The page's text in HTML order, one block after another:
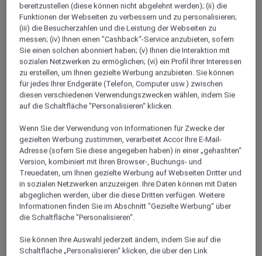
Bellerive Sur Allier
Yzeure
bereitzustellen (diese können nicht abgelehnt werden); (ii) die
Funktionen der Webseiten zu verbessern und zu personalisieren;
(iii) die Besucherzahlen und die Leistung der Webseiten zu
messen; (iv) Ihnen einen "Cashback“-Service anzubieten, sofern
Sie einen solchen abonniert haben; (v) Ihnen die Interaktion mit
sozialen Netzwerken zu ermöglichen; (vi) ein Profil Ihrer Interessen
zu erstellen, um Ihnen gezielte Werbung anzubieten. Sie können
für jedes Ihrer Endgeräte (Telefon, Computer usw.) zwischen
diesen verschiedenen Verwendungszwecken wählen, indem Sie
auf die Schaltfläche "Personalisieren“ klicken.
Wenn Sie der Verwendung von Informationen für Zwecke der
gezielten Werbung zustimmen, verarbeitet Accor Ihre E-Mail-
Adresse (sofern Sie diese angegeben haben) in einer „gehashten“
Version, kombiniert mit Ihren Browser-, Buchungs- und
Treuedaten, um Ihnen gezielte Werbung auf Webseiten Dritter und
in sozialen Netzwerken anzuzeigen. Ihre Daten können mit Daten
abgeglichen werden, über die diese Dritten verfügen. Weitere
Informationen finden Sie im Abschnitt "Gezielte Werbung“ über
die Schaltfläche "Personalisieren“.
Sie können Ihre Auswahl jederzeit ändern, indem Sie auf die
Schaltfläche „Personalisieren“ klicken, die über den Link